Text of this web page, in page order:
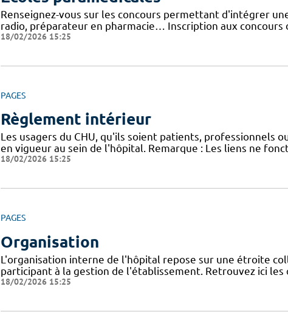
Renseignez-vous sur les concours permettant d'intégrer
radio, préparateur en pharmacie… Inscription aux concours
18/02/2026 15:25
PAGES
Règlement intérieur
Les usagers du CHU, qu'ils soient patients, professionnels
en vigueur au sein de l'hôpital. Remarque : Les liens ne
18/02/2026 15:25
PAGES
Organisation
L'organisation interne de l'hôpital repose sur une étroite
participant à la gestion de l'établissement. Retrouvez ici
18/02/2026 15:25